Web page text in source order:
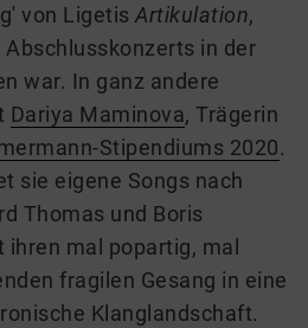
von Ligetis Artikulation,
in der
war. In ganz andere
Dariya Maminova, Trägerin
Stipendiums 2020.
sie eigene Songs nach
Thomas und Boris
mal popartig, mal
fragilen Gesang in eine
Klanglandschaft.